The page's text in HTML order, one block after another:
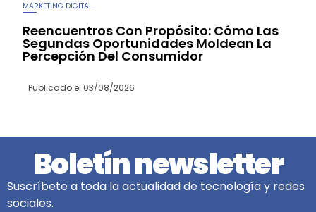
MARKETING DIGITAL
Reencuentros Con Propósito: Cómo Las
Segundas Oportunidades Moldean La
Percepción Del Consumidor
Publicado el 03/08/2026
Boletín newsletter
Suscríbete a toda la actualidad de tecnología y redes
sociales.